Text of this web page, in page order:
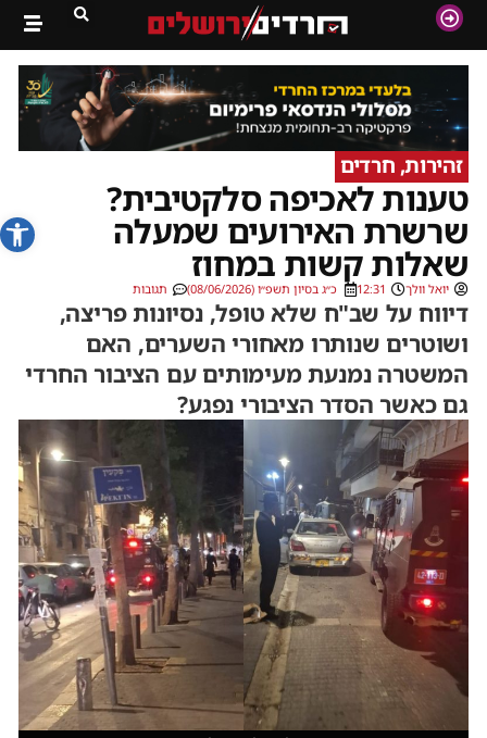
פתח
זהירות, חרדים
טענות לאכיפה סלקטיבית?
שרשרת האירועים שמעלה
שאלות קשות במחוז
יואל וולך 12:31 כ״ג בסיון תשפ״ו (08/06/2026) תגובות
דיווח על שב"ח שלא טופל, נסיונות פריצה,
ושוטרים שנותרו מאחורי השערים, האם
המשטרה נמנעת מעימותים עם הציבור החרדי
גם כאשר הסדר הציבורי נפגע?